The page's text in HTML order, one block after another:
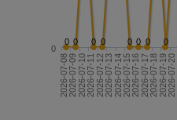
0 0 0 0 0 0 0 0
2026-07-082026-07-092026-07-102026-07-112026-07-122026-07-132026-07-142026-07-152026-07-162026-07-172026-07-182026-07-192026-07-20
0